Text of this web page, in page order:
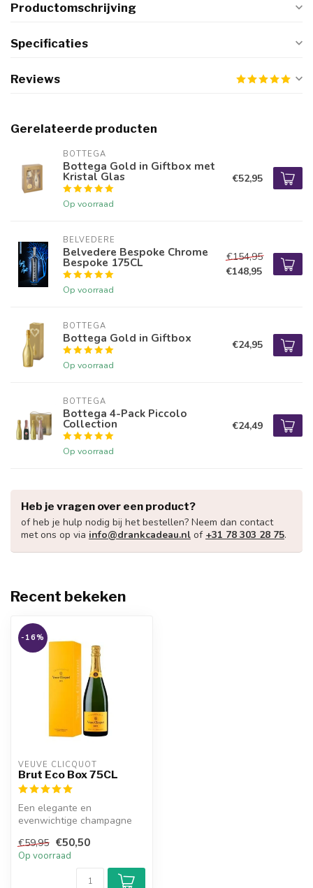
Productomschrijving
Specificaties
Reviews
Gerelateerde producten
BOTTEGA
Bottega Gold in Giftbox met
Kristal Glas
Op voorraad
€52,95
BELVEDERE
Belvedere Bespoke Chrome
Bespoke 175CL
Op voorraad
€154,95
€148,95
BOTTEGA
Bottega Gold in Giftbox
Op voorraad
€24,95
BOTTEGA
Bottega 4-Pack Piccolo
Collection
Op voorraad
€24,49
Heb je vragen over een product?
of heb je hulp nodig bij het bestellen? Neem dan contact
met ons op via info@drankcadeau.nl of +31 78 303 28 75.
Recent bekeken
-16%
VEUVE CLICQUOT
Brut Eco Box 75CL
Een elegante en
evenwichtige champagne
appel en bri...
€59,95 €50,50
Op voorraad